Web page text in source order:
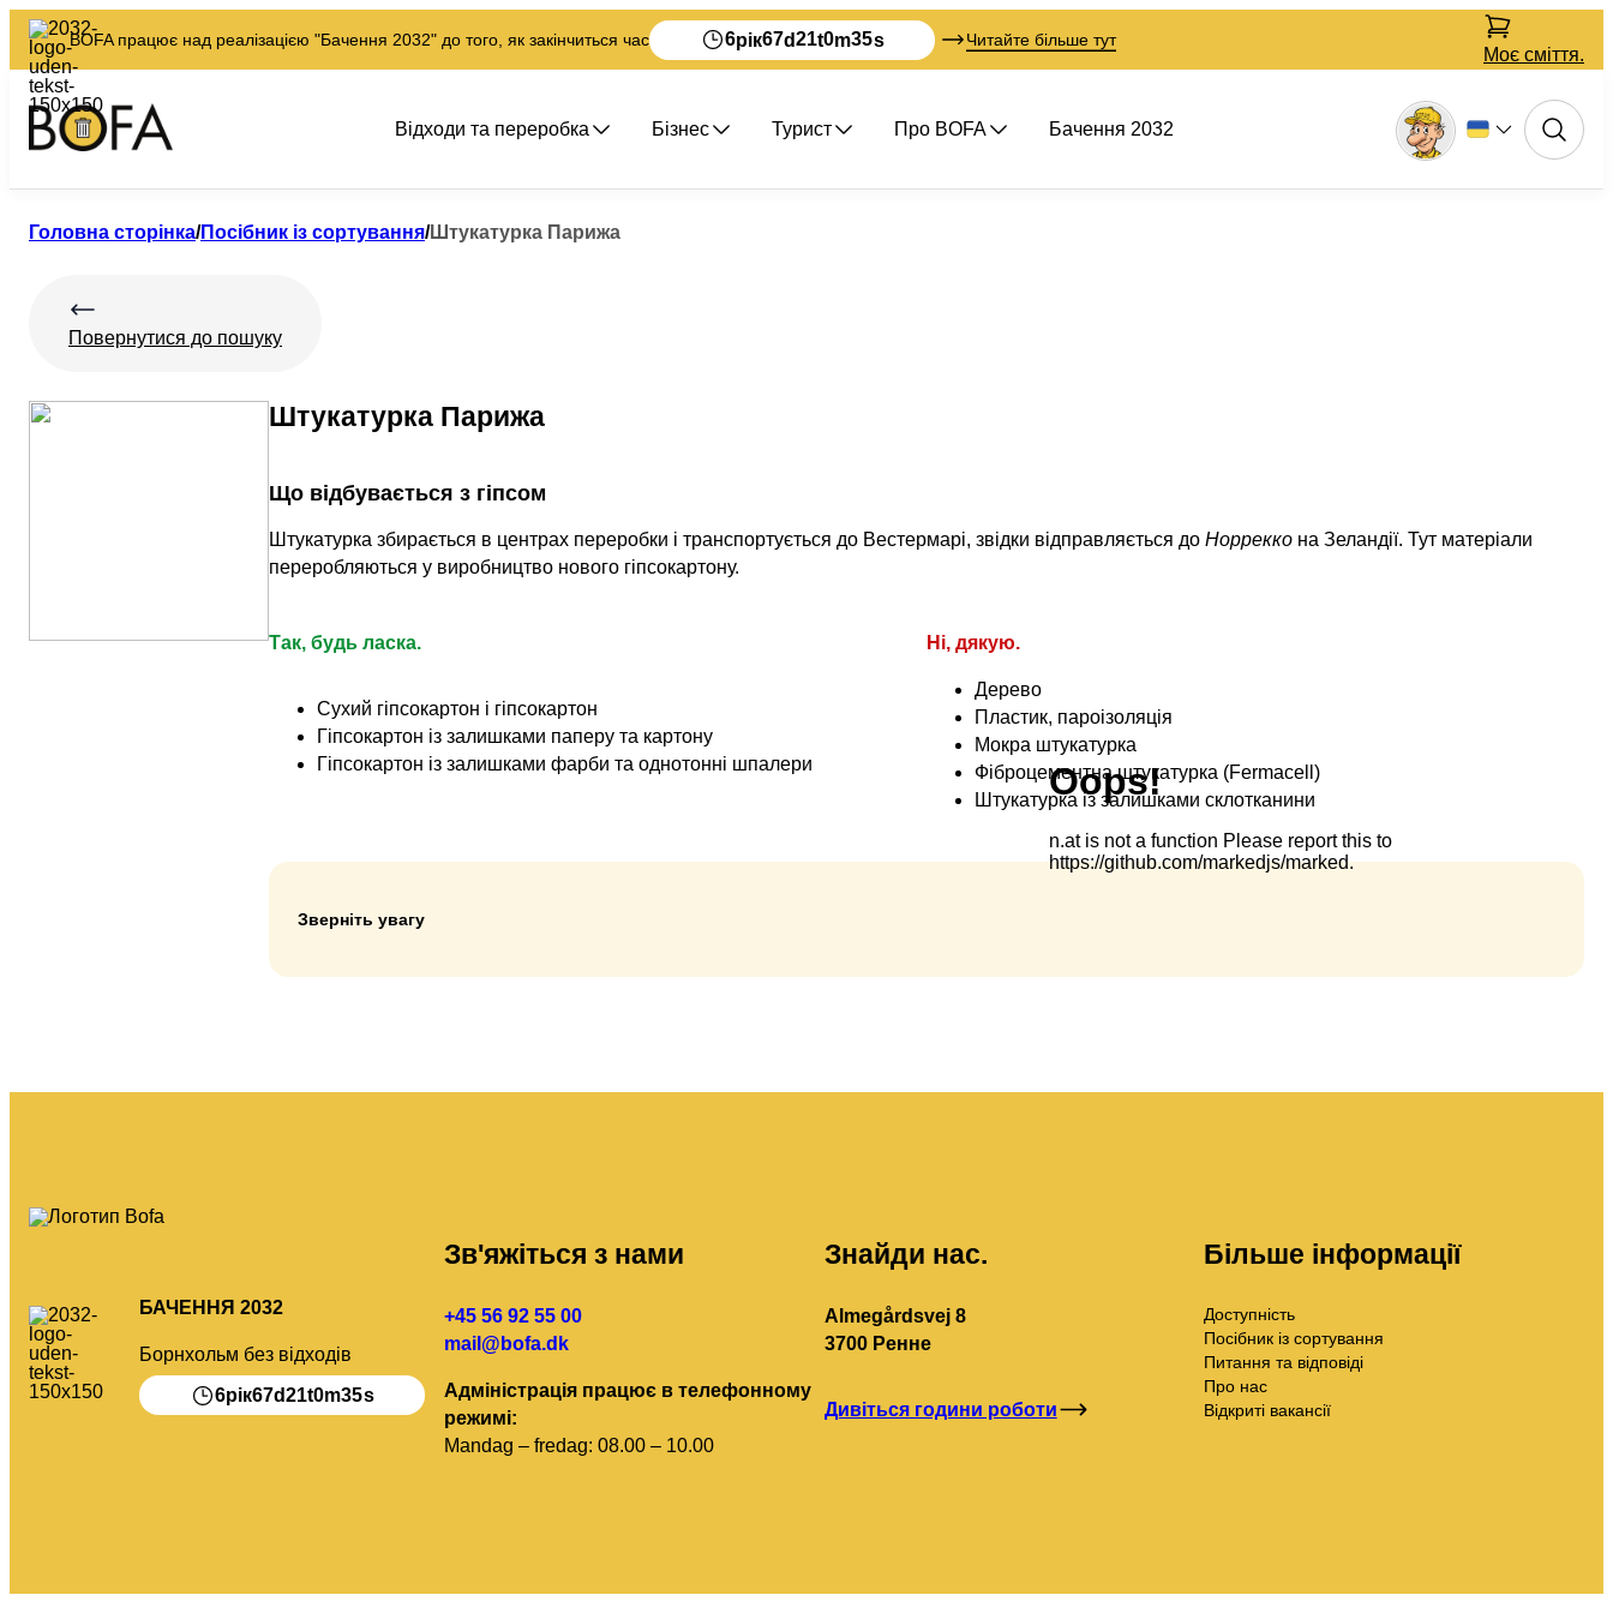
BOFA працює над реалізацією "Бачення 2032" до того, як закінчиться час 6рік67d21t0m34s Читайте більше тут
Моє сміття.
Відходи та переробка Бізнес Турист Про BOFA Бачення 2032
Головна сторінка/Посібник із сортування/Штукатурка Парижа
Повернутися до пошуку
Штукатурка Парижа
Що відбувається з гіпсом
Штукатурка збирається в центрах переробки і транспортується до Вестермарі, звідки відправляється до Норрекко на Зеландії. Тут матеріали
переробляються у виробництво нового гіпсокартону.
Так, будь ласка.
Сухий гіпсокартон і гіпсокартон
Гіпсокартон із залишками паперу та картону
Гіпсокартон із залишками фарби та однотонні шпалери
Ні, дякую.
Дерево
Пластик, пароізоляція
Мокра штукатурка
Фіброцементна штукатурка (Fermacell)
Штукатурка із залишками склотканини
Зверніть увагу
БАЧЕННЯ 2032
Борнхольм без відходів
6рік67d21t0m34s
Зв'яжіться з нами
+45 56 92 55 00
mail@bofa.dk
Адміністрація працює в телефонному
режимі:
Mandag – fredag: 08.00 – 10.00
Знайди нас.
Almegårdsvej 8
3700 Ренне
Дивіться години роботи
Більше інформації
Доступність
Посібник із сортування
Питання та відповіді
Про нас
Відкриті вакансії